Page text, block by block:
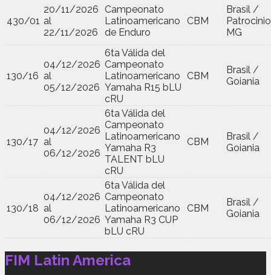
430/01
20/11/2026
al
22/11/2026
Campeonato
Latinoamericano
de Enduro
CBM
Brasil /
MG
130/16
04/12/2026
al
05/12/2026
6ta Válida del
Campeonato
Latinoamericano
Yamaha R15 bLU
cRU
CBM
Brasil /
Goiania
130/17
04/12/2026
al
06/12/2026
6ta Válida del
Campeonato
Latinoamericano
Yamaha R3
TALENT bLU
cRU
CBM
Brasil /
Goiania
130/18
04/12/2026
al
06/12/2026
6ta Válida del
Campeonato
Latinoamericano
Yamaha R3 CUP
bLU cRU
CBM
Brasil /
Goiania
FIM Latin America